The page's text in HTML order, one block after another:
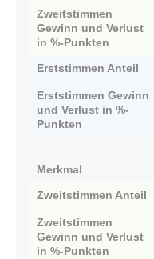
Zweitstimmen
Gewinn und Verlust
in %-Punkten
Erststimmen Anteil
Erststimmen Gewinn
und Verlust in %-
Punkten
Merkmal
Zweitstimmen Anteil
Zweitstimmen
Gewinn und Verlust
in %-Punkten